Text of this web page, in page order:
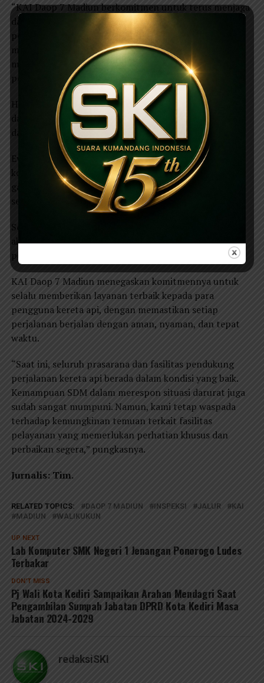
“KAI Daop 7 Madiun berkomitmen untuk terus menjaga
dan meningkatkan kualitas infrastruktur
perkeretaapian. Inspeksi ini kami lakukan untuk
meminimalisir segala bentuk risiko yang dapat
mengganggu operasional kereta api, sehingga
perjalanan tetap aman dan tepat waktu,” terangnya.
Hasil inspeksi menunjukkan bahwa keseluruhan jalur
dari Stasiun Madiun hingga Stasiun Walikukun berada
dalam kondisi aman.
Evaluasi dilakukan pada berbagai aspek, termasuk
kondisi rel, keamanan lingkungan sekitar dari potensi
gangguan, serta kemungkinan munculnya perlintasan
sebidang yang tidak terpantau.
Selain itu, potensi gangguan keamanan dan ketertiban
akibat aktivitas masyarakat di sekitar jalur juga menjadi
perhatian.
KAI Daop 7 Madiun menegaskan komitmennya untuk
selalu memberikan layanan terbaik kepada para
pengguna kereta api, dengan memastikan setiap
perjalanan berjalan dengan aman, nyaman, dan tepat
waktu.
“Saat ini, seluruh prasarana dan fasilitas pendukung
perjalanan kereta api berada dalam kondisi yang baik.
Kemampuan SDM dalam merespon situasi darurat juga
sudah sangat mumpuni. Namun, kami tetap waspada
terhadap kemungkinan temuan terkait fasilitas
pelayanan yang memerlukan perhatian khusus dan
perbaikan segera,” pungkasnya.
Jurnalis: Tim.
RELATED TOPICS: DAOP 7 MADIUN INSPEKSI JALUR
KAI
MADIUN
WALIKUKUN
UP NEXT
Lab Komputer SMK Negeri 1 Jenangan Ponorogo Ludes
Terbakar
DON'T MISS
Pj Wali Kota Kediri Sampaikan Arahan Mendagri Saat
Pengambilan Sumpah Jabatan DPRD Kota Kediri Masa
Jabatan 2024-2029
redaksiSKI